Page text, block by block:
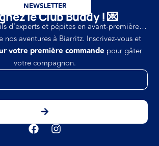
NEWSLETTER
le Club Buddy ! 💌
d’experts et pépites en avant-première…
nos aventures à Biarritz. Inscrivez-vous et
votre première commande pour gâter
votre compagnon.